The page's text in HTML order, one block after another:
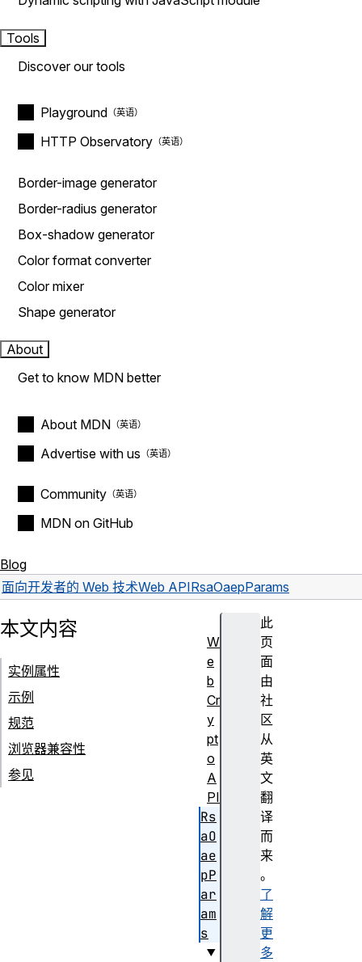
Tools
Discover our tools
Playground
HTTP Observatory
Border-image generator
Border-radius generator
Box-shadow generator
Color format converter
Color mixer
Shape generator
About
Get to know MDN better
About MDN
Advertise with us
Community
MDN on GitHub
Blog
面向开发者的 Web 技术Web APIRsaOaepParams
此
页
面
由
社
区
从
英
文
翻
译
而
来
。
了
解
更
多
本文内容
实例属性
示例
规范
浏览器兼容性
参见
W
e
b
Cr
y
pt
o
A
PI
Rs
aO
ae
pP
ar
am
s